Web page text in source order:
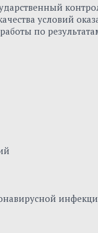
условий
по